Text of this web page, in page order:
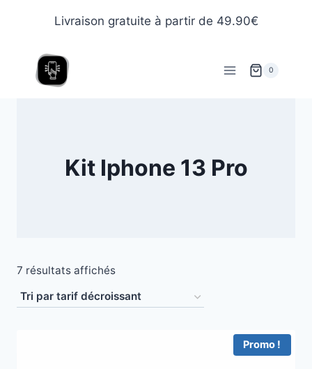
Livraison gratuite à partir de 49.90€
0
Kit Iphone 13 Pro
7 résultats affichés
Promo !